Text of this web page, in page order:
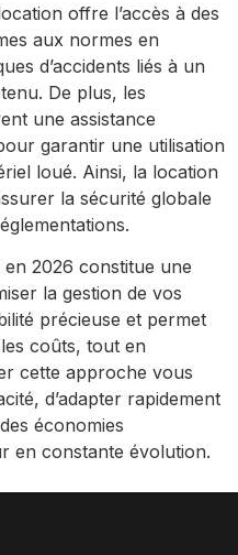
offre l’accès à des
aux normes en
d’accidents liés à un
De plus, les
une assistance
garantir une utilisation
loué. Ainsi, la location
la sécurité globale
2026 constitue une
la gestion de vos
précieuse et permet
coûts, tout en
cette approche vous
d’adapter rapidement
économies
en constante évolution.